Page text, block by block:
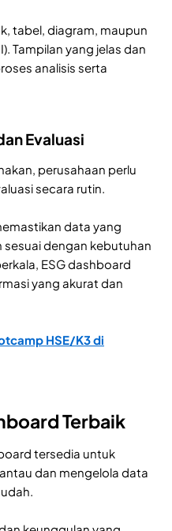
tabel, diagram, maupun
Tampilan yang jelas dan
analisis serta
Evaluasi
perusahaan perlu
secara rutin.
data yang
dengan kebutuhan
ESG dashboard
yang akurat dan
HSE/K3 di
Terbaik
tersedia untuk
dan mengelola data